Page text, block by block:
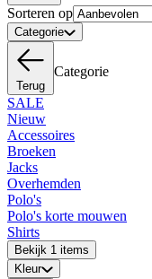
Sorteren op
Categorie
Terug
Categorie
SALE
Nieuw
Accessoires
Broeken
Jacks
Overhemden
Polo's
Polo's korte mouwen
Shirts
Bekijk 1 items
Kleur